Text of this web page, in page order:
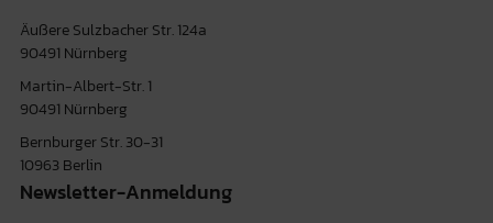
Äußere Sulzbacher Str. 124a
90491 Nürnberg
Martin-Albert-Str. 1
90491 Nürnberg
Bernburger Str. 30-31
10963 Berlin
Newsletter-Anmeldung